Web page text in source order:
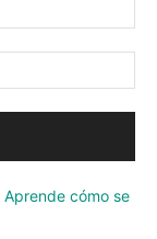
Aprende cómo se